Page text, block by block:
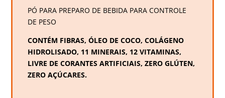
PÓ PARA PREPARO DE BEBIDA PARA CONTROLE
DE PESO
CONTÉM FIBRAS, ÓLEO DE COCO, COLÁGENO
HIDROLISADO, 11 MINERAIS, 12 VITAMINAS,
LIVRE DE CORANTES ARTIFICIAIS, ZERO GLÚTEN,
ZERO AÇÚCARES.